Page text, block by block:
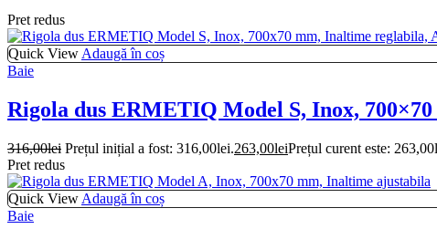
Pret redus
Quick View Adaugă în coș
Baie
Rigola dus ERMETIQ Model S, Inox,
316,00lei Prețul inițial a fost: 316,00lei.263,00leiPrețul curent este:
Pret redus
Quick View Adaugă în coș
Baie